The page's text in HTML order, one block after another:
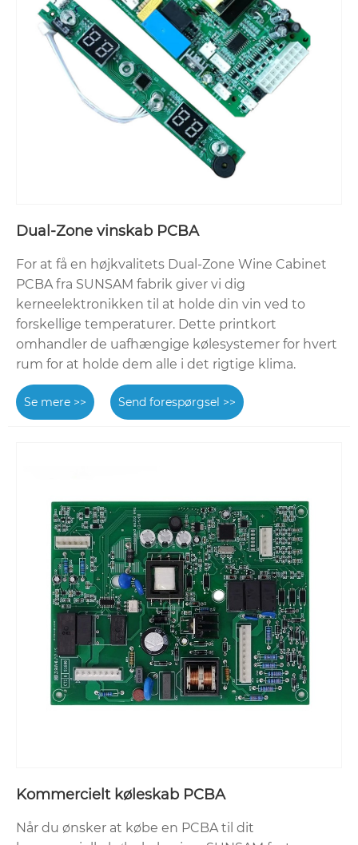
Dual-Zone vinskab PCBA
For at få en højkvalitets Dual-Zone Wine Cabinet
PCBA fra SUNSAM fabrik giver vi dig
kerneelektronikken til at holde din vin ved to
forskellige temperaturer. Dette printkort
omhandler de uafhængige kølesystemer for hvert
rum for at holde dem alle i det rigtige klima.
Se mere >> Send forespørgsel >>
Kommercielt køleskab PCBA
Når du ønsker at købe en PCBA til dit